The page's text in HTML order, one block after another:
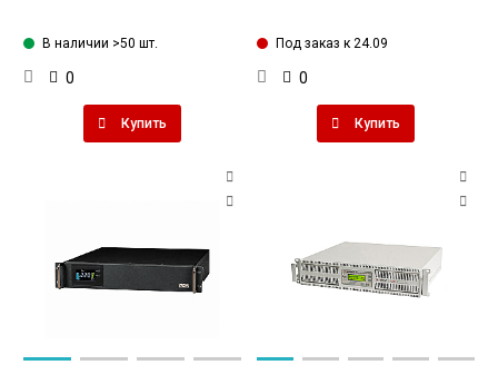
В наличии >50 шт.
0
Купить
Под заказ к 24.09
0
Купить